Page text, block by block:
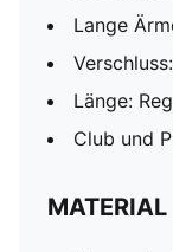
Lange
Länge:
Club und
MATERIAL